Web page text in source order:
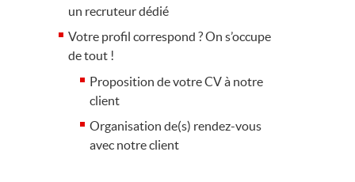
un recruteur dédié
Votre profil correspond ? On s’occupe
de tout !
Proposition de votre CV à notre
client
Organisation de(s) rendez-vous
avec notre client